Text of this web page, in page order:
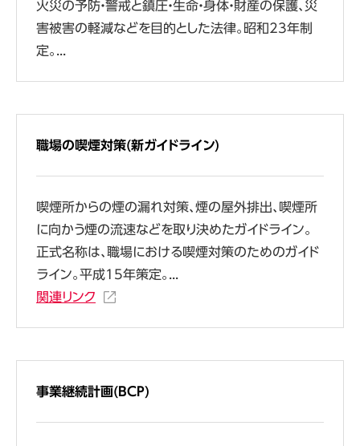
火災の予防・警戒と鎮圧・生命・身体・財産の保護、災
害被害の軽減などを目的とした法律。昭和23年制
定。...
職場の喫煙対策(新ガイドライン)
喫煙所からの煙の漏れ対策、煙の屋外排出、喫煙所
に向かう煙の流速などを取り決めたガイドライン。
正式名称は、職場における喫煙対策のためのガイド
ライン。平成15年策定。...
関連リンク
事業継続計画(BCP)